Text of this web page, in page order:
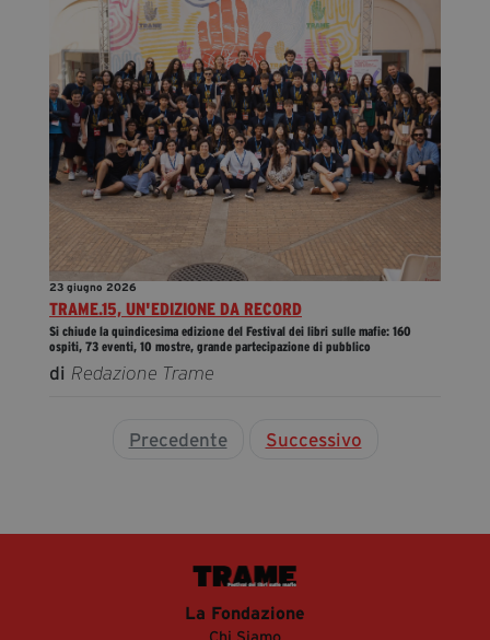
23 giugno 2026
TRAME.15, UN'EDIZIONE DA RECORD
Si chiude la quindicesima edizione del Festival dei libri sulle mafie: 160
ospiti, 73 eventi, 10 mostre, grande partecipazione di pubblico
di Redazione Trame
Precedente Successivo
La Fondazione